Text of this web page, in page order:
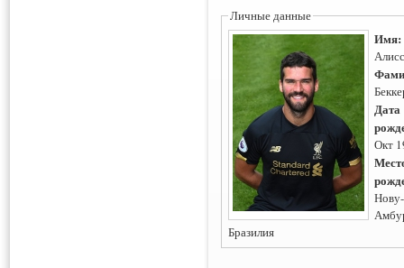
Личные данные
Дата
Окт
Нову-
Бразилия